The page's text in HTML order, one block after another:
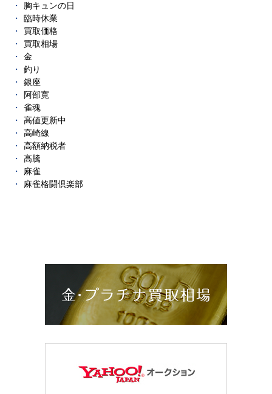
胸キュンの日
臨時休業
買取価格
買取相場
金
釣り
銀座
阿部寛
雀魂
高値更新中
高崎線
高額納税者
高騰
麻雀
麻雀格闘倶楽部